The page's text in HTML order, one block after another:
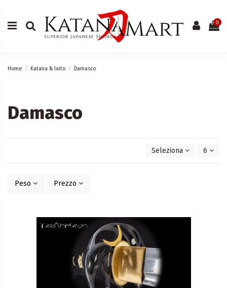
0
Home Katana & Iaito Damasco
Damasco
Seleziona 6
Peso Prezzo